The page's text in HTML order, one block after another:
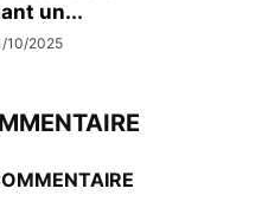
un...
10/2025